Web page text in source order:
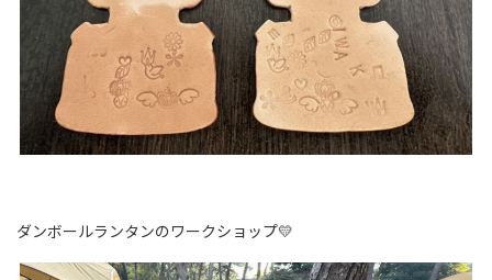
ダンボールランタンのワークショップ💛